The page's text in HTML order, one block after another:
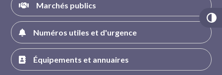
Marchés publics
Numéros utiles et d'urgence
Équipements et annuaires